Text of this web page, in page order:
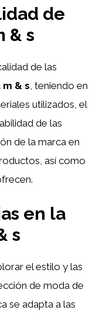
de
& s
de las
m & s , teniendo en
utilizados, el
de las
de la marca en
así como
en la
s
el estilo y las
de moda de
se adapta a las